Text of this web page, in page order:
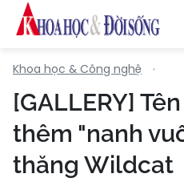
Khoa học & Công nghệ
[GALLERY]
thêm "nanh
thăng Wildcat